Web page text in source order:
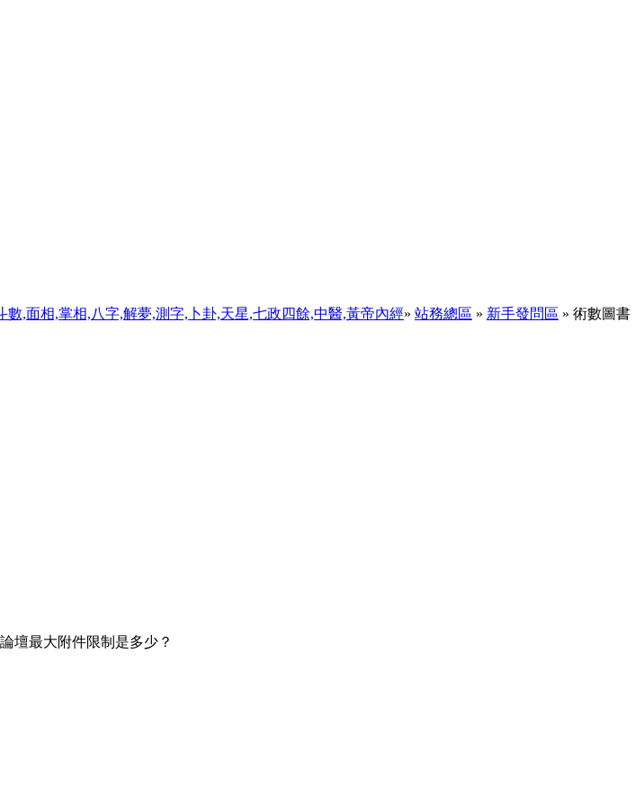
,面相,掌相,八字,解夢,測字,卜卦,天星,七政四餘,中醫,黃帝內經» 站務總區 » 新手發問區 » 術數圖書
壇最大附件限制是多少？